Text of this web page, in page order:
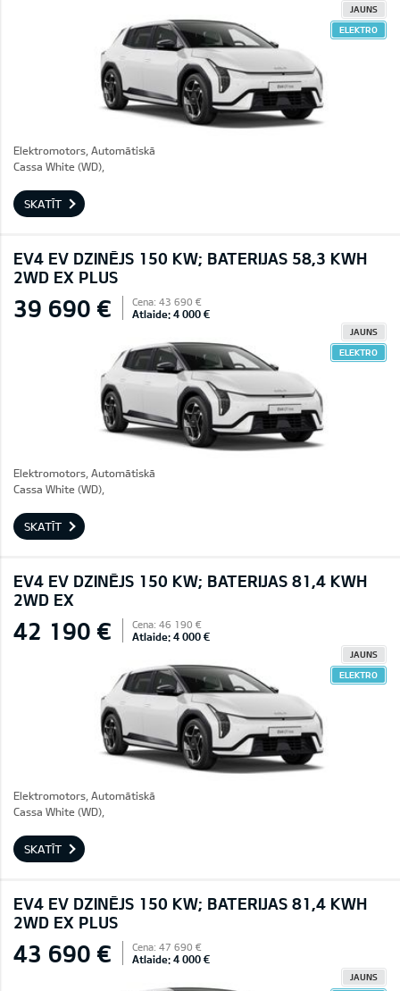
JAUNS
ELEKTRO
Elektromotors, Automātiskā
Cassa White (WD),
SKATĪT
EV4 EV DZINĒJS 150 KW; BATERIJAS 58,3 KWH
2WD EX PLUS
39 690 € Cena: 43 690 €
Atlaide: 4 000 €
JAUNS
ELEKTRO
Elektromotors, Automātiskā
Cassa White (WD),
SKATĪT
EV4 EV DZINĒJS 150 KW; BATERIJAS 81,4 KWH
2WD EX
42 190 € Cena: 46 190 €
Atlaide: 4 000 €
JAUNS
ELEKTRO
Elektromotors, Automātiskā
Cassa White (WD),
SKATĪT
EV4 EV DZINĒJS 150 KW; BATERIJAS 81,4 KWH
2WD EX PLUS
43 690 € Cena: 47 690 €
Atlaide: 4 000 €
JAUNS